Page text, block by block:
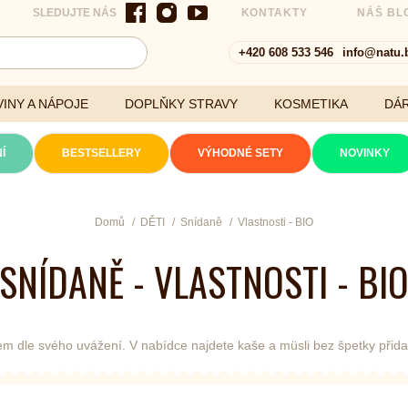
SLEDUJTE NÁS KONTAKTY NÁŠ
+420 608 533 546
A NÁPOJE
Cereálie a vločky
DOPLŇKY STRAVY KOSMETIKA
BESTSELLERY VÝHODNÉ SETY NOVINKY
Domů DĚTI Snídaně Vlastnosti - BIO
SNÍDANĚ - VLASTNOSTI - BIO
dle svého uvážení. V nabídce najdete kaše a müsli bez špetky